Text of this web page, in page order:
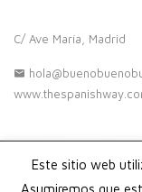
C/ Ave María, Madrid
Copyright 2020.
Este sitio web
Asumiremos que